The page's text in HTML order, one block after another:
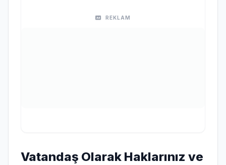
REKLAM
Vatandaş Olarak Haklarınız ve